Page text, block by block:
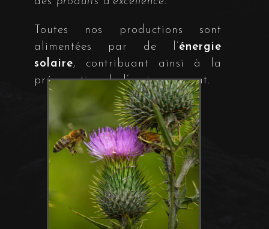
Toutes nos productions sont
alimentées par de l’énergie
solaire, contribuant ainsi à la
préservation de l’environnement.